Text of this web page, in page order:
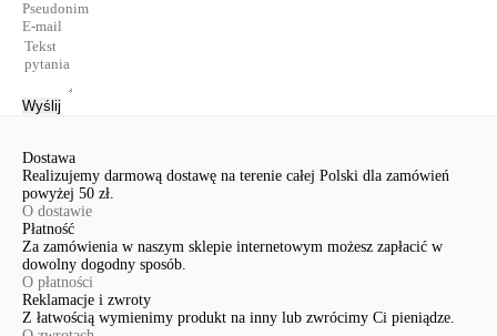
Wyślij
Dostawa
Realizujemy darmową dostawę na terenie całej Polski dla zamówień
powyżej 50 zł.
O dostawie
Płatność
Za zamówienia w naszym sklepie internetowym możesz zapłacić w
dowolny dogodny sposób.
O płatności
Reklamacje i zwroty
Z łatwością wymienimy produkt na inny lub zwrócimy Ci pieniądze.